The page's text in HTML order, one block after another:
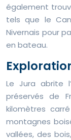
également
tels que le
Nivernais pour
en bateau.
Le Jura abrite
préservés de
kilomètres
montagnes
vallées, des